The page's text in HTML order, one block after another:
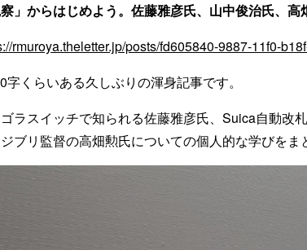
察」からはじめよう。佐藤雅彦氏、山中俊治氏、
rmuroya.theletter.jp/posts/fd605840-9887-11f0-
字くらいある久しぶりの渾身記事です。
ラスイッチで知られる佐藤雅彦氏、Suica自動改
ブリ監督の高畑勲氏についての個人的な学びをま